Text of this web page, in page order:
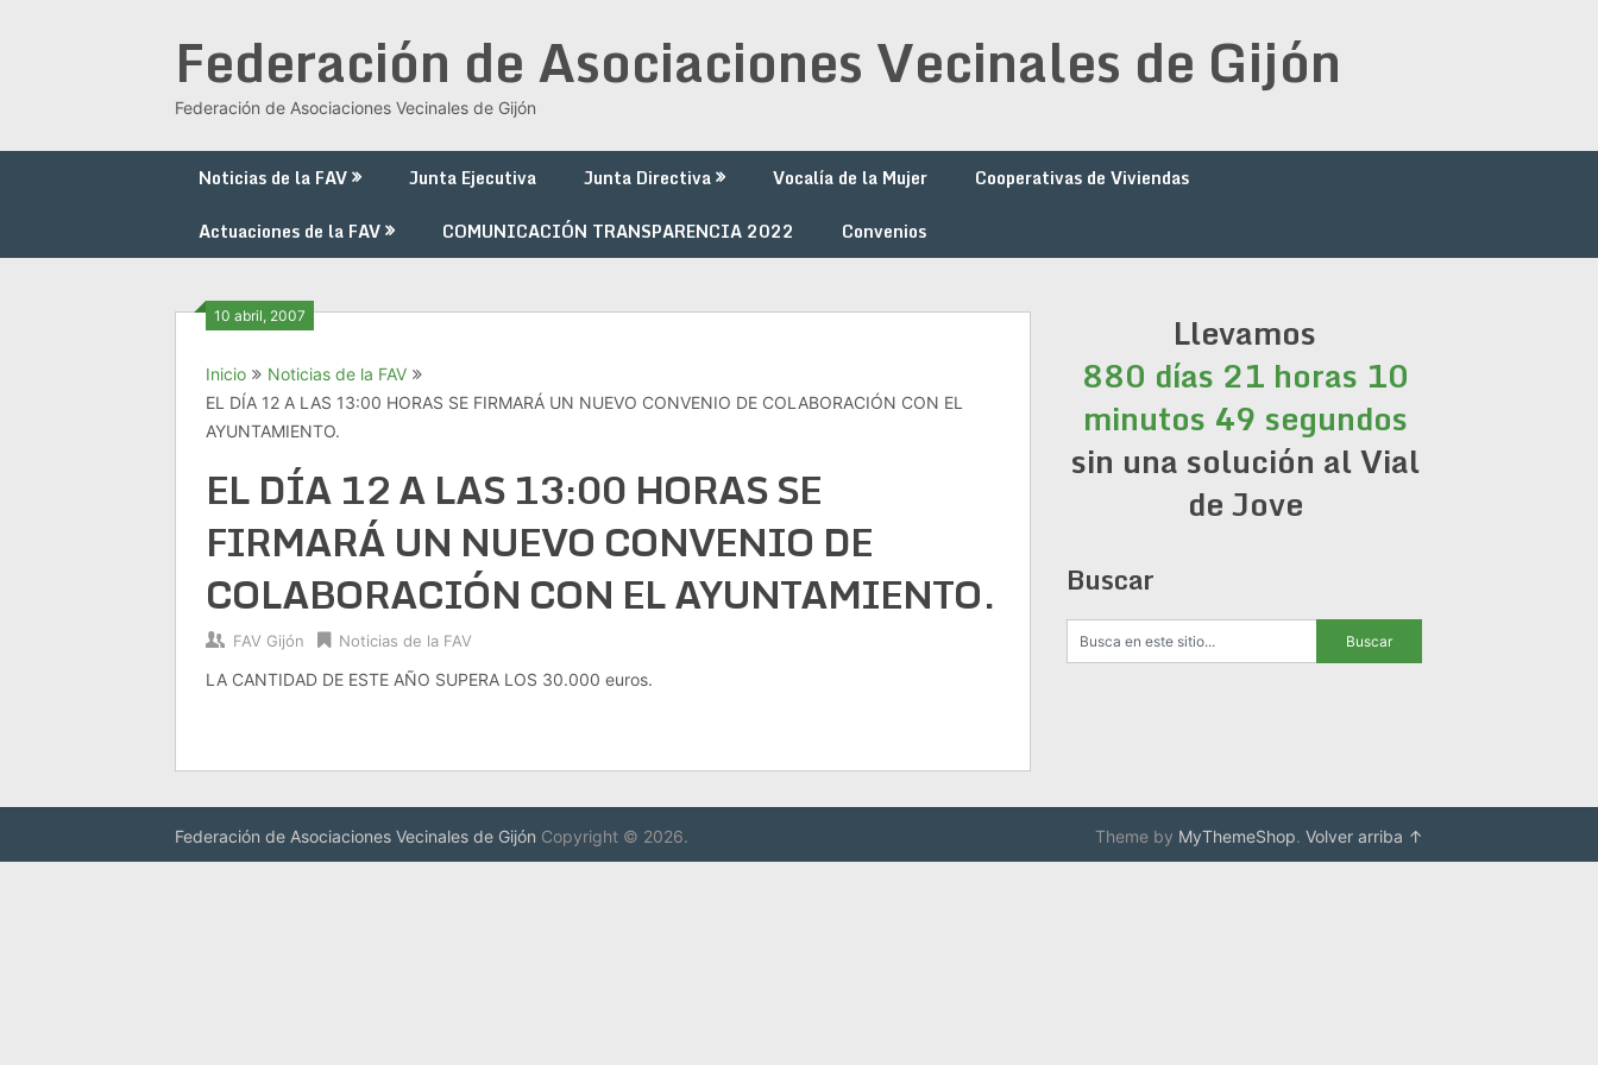
Federación de Asociaciones Vecinales de Gijón
Federación de Asociaciones Vecinales de Gijón
Noticias de la FAV Junta Ejecutiva Junta Directiva Vocalía de la Mujer
Cooperativas de Viviendas
Actuaciones de la FAV
COMUNICACIÓN TRANSPARENCIA 2022 Convenios
10 abril, 2007
Inicio
Noticias de la FAV
EL DÍA 12 A LAS 13:00 HORAS SE FIRMARÁ UN NUEVO CONVENIO DE COLABORACIÓN CON EL
AYUNTAMIENTO.
EL DÍA 12 A LAS 13:00 HORAS SE
FIRMARÁ UN NUEVO CONVENIO DE
COLABORACIÓN CON EL AYUNTAMIENTO.
FAV Gijón Noticias de la FAV
LA CANTIDAD DE ESTE AÑO SUPERA LOS 30.000 euros.
Llevamos
880 días 21 horas 10
minutos 49 segundos
sin una solución al Vial
de Jove
Buscar
Federación de Asociaciones Vecinales de Gijón Copyright © 2026. Theme by MyThemeShop. Volver arriba ↑